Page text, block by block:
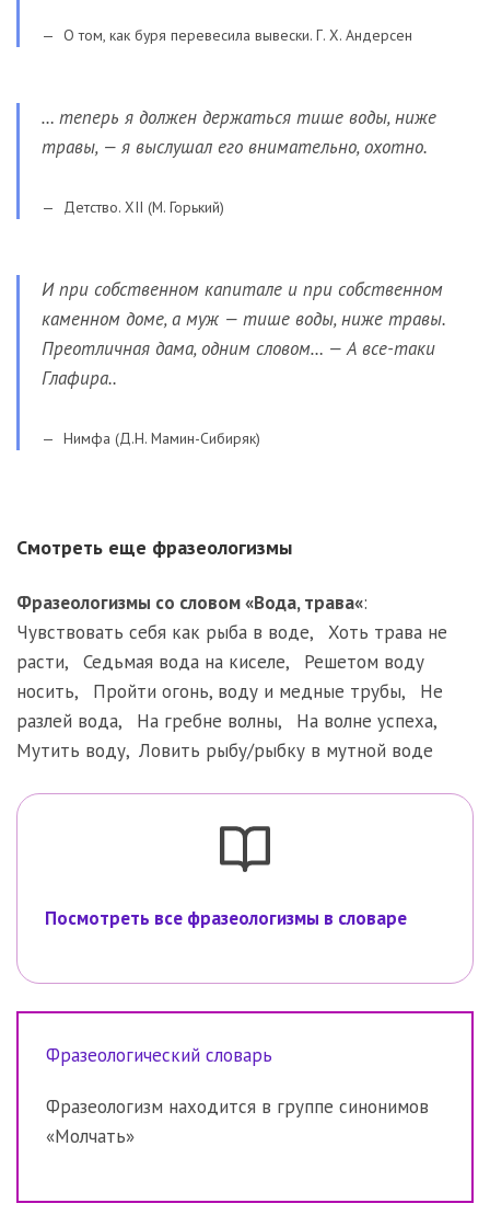
О том, как буря перевесила вывески. Г. Х. Андерсен
… теперь я должен держаться тише воды, ниже
травы, — я выслушал его внимательно, охотно.
Детство. XII (М. Горький)
И при собственном капитале и при собственном
каменном доме, а муж — тише воды, ниже травы.
Преотличная дама, одним словом… — А все-таки
Глафира..
Нимфа (Д.Н. Мамин-Сибиряк)
Смотреть еще фразеологизмы
Фразеологизмы со словом «Вода,трава«:
Чувствовать себя как рыба в воде, Хоть трава не
расти, Седьмая вода на киселе, Решетом воду
носить, Пройти огонь, воду и медные трубы, Не
разлей вода, На гребне волны, На волне успеха,
Мутить воду, Ловить рыбу/рыбку в мутной воде
Посмотреть все фразеологизмы в словаре
Фразеологический словарь
Фразеологизм находится в группе синонимов
«Молчать»